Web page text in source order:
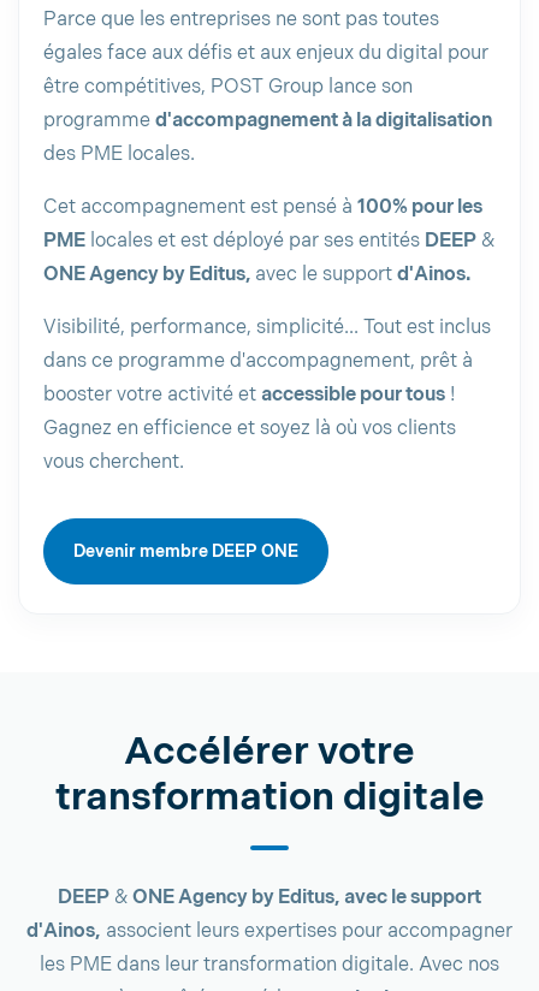
Parce que les entreprises ne sont pas toutes
égales face aux défis et aux enjeux du digital pour
être compétitives, POST Group lance son
programme d'accompagnement à la digitalisation
des PME locales.
Cet accompagnement est pensé à 100% pour les
PME locales et est déployé par ses entités DEEP &
ONE Agency by Editus, avec le support d'Ainos.
Visibilité, performance, simplicité... Tout est inclus
dans ce programme d'accompagnement, prêt à
booster votre activité et accessible pour tous !
Gagnez en efficience et soyez là où vos clients
vous cherchent.
Devenir membre DEEP ONE
Accélérer votre
transformation digitale
DEEP & ONE Agency by Editus, avec le support
d'Ainos, associent leurs expertises pour accompagner
les PME dans leur transformation digitale. Avec nos